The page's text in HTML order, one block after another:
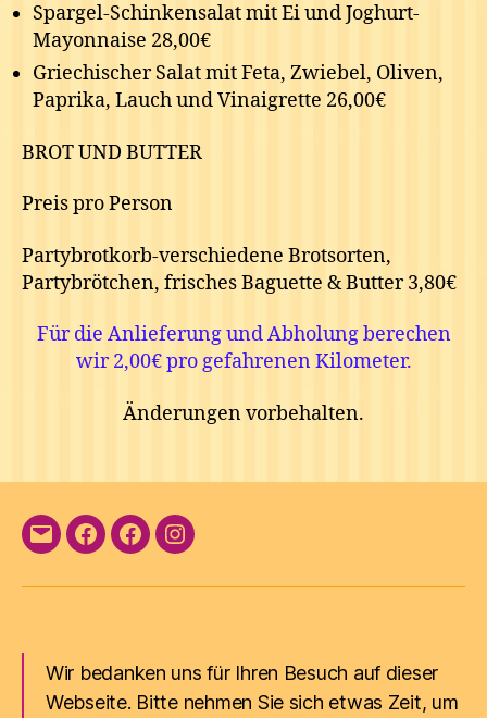
Spargel-Schinkensalat mit Ei und Joghurt-
Mayonnaise 28,00€
Griechischer Salat mit Feta, Zwiebel, Oliven,
Paprika, Lauch und Vinaigrette 26,00€
BROT UND BUTTER
Preis pro Person
Partybrotkorb-verschiedene Brotsorten,
Partybrötchen, frisches Baguette & Butter 3,80€
Für die Anlieferung und Abholung berechen
wir 2,00€ pro gefahrenen Kilometer.
Änderungen vorbehalten.
E-
Facebook
FacebookInstagram
Wir bedanken uns für Ihren Besuch auf dieser
Webseite. Bitte nehmen Sie sich etwas Zeit, um